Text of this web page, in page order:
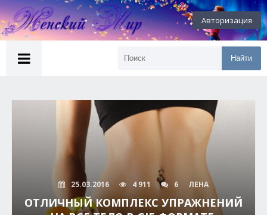
Авторизация
Найти
25.03.2016 4 911 6 ЛЕНА
ОТЛИЧНЫЙ КОМПЛЕКС УПРАЖНЕНИЙ